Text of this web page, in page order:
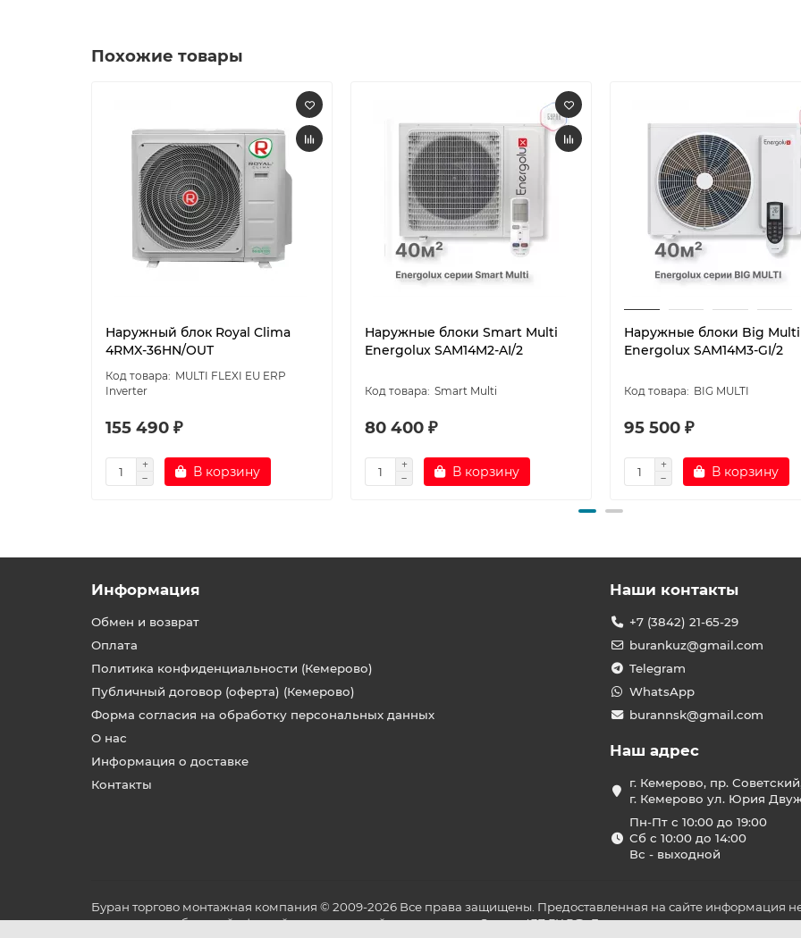
Похожие товары
Наружный блок Royal Clima
4RMX-36HN/OUT
MULTI FLEXI EU ERP
Inverter
155 490 ₽
В корзину
Наружные блоки Smart Multi
Energolux SAM14M2-AI/2
Smart Multi
80 400 ₽
В корзину
Наружные блоки Big Multi
Energolux SAM14M3-GI/2
BIG MULTI
95 500 ₽
В корзину
Информация
Обмен и возврат
Оплата
Политика конфиденциальности (Кемерово)
Публичный договор (оферта) (Кемерово)
Форма согласия на обработку персональных данных
О нас
Информация о доставке
Контакты
Наши контакты
+7 (3842) 21-65-29
burankuz@gmail.com
Telegram
WhatsApp
burannsk@gmail.com
Наш адрес
г. Кемерово, пр.
г. Кемерово ул. Юрия
Пн-Пт с 10:00 до 19:00
Сб с 10:00 до 14:00
Вс - выходной
Буран торгово монтажная компания © 2009-2026 Все права защищены. Предоставленная на сайте информация
не является публичной офертой, определяемой положениями Статьи 437 ГК РФ. До оплаты товара удостоверьтесь